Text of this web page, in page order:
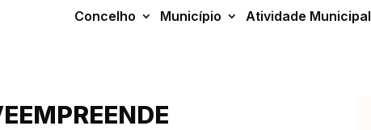
Concelho Município Atividade Municipal